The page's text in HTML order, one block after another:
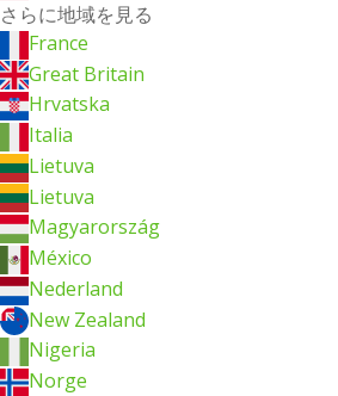
さらに地域を見る
France
Great Britain
Hrvatska
Italia
Lietuva
Lietuva
Magyarország
México
Nederland
New Zealand
Nigeria
Norge